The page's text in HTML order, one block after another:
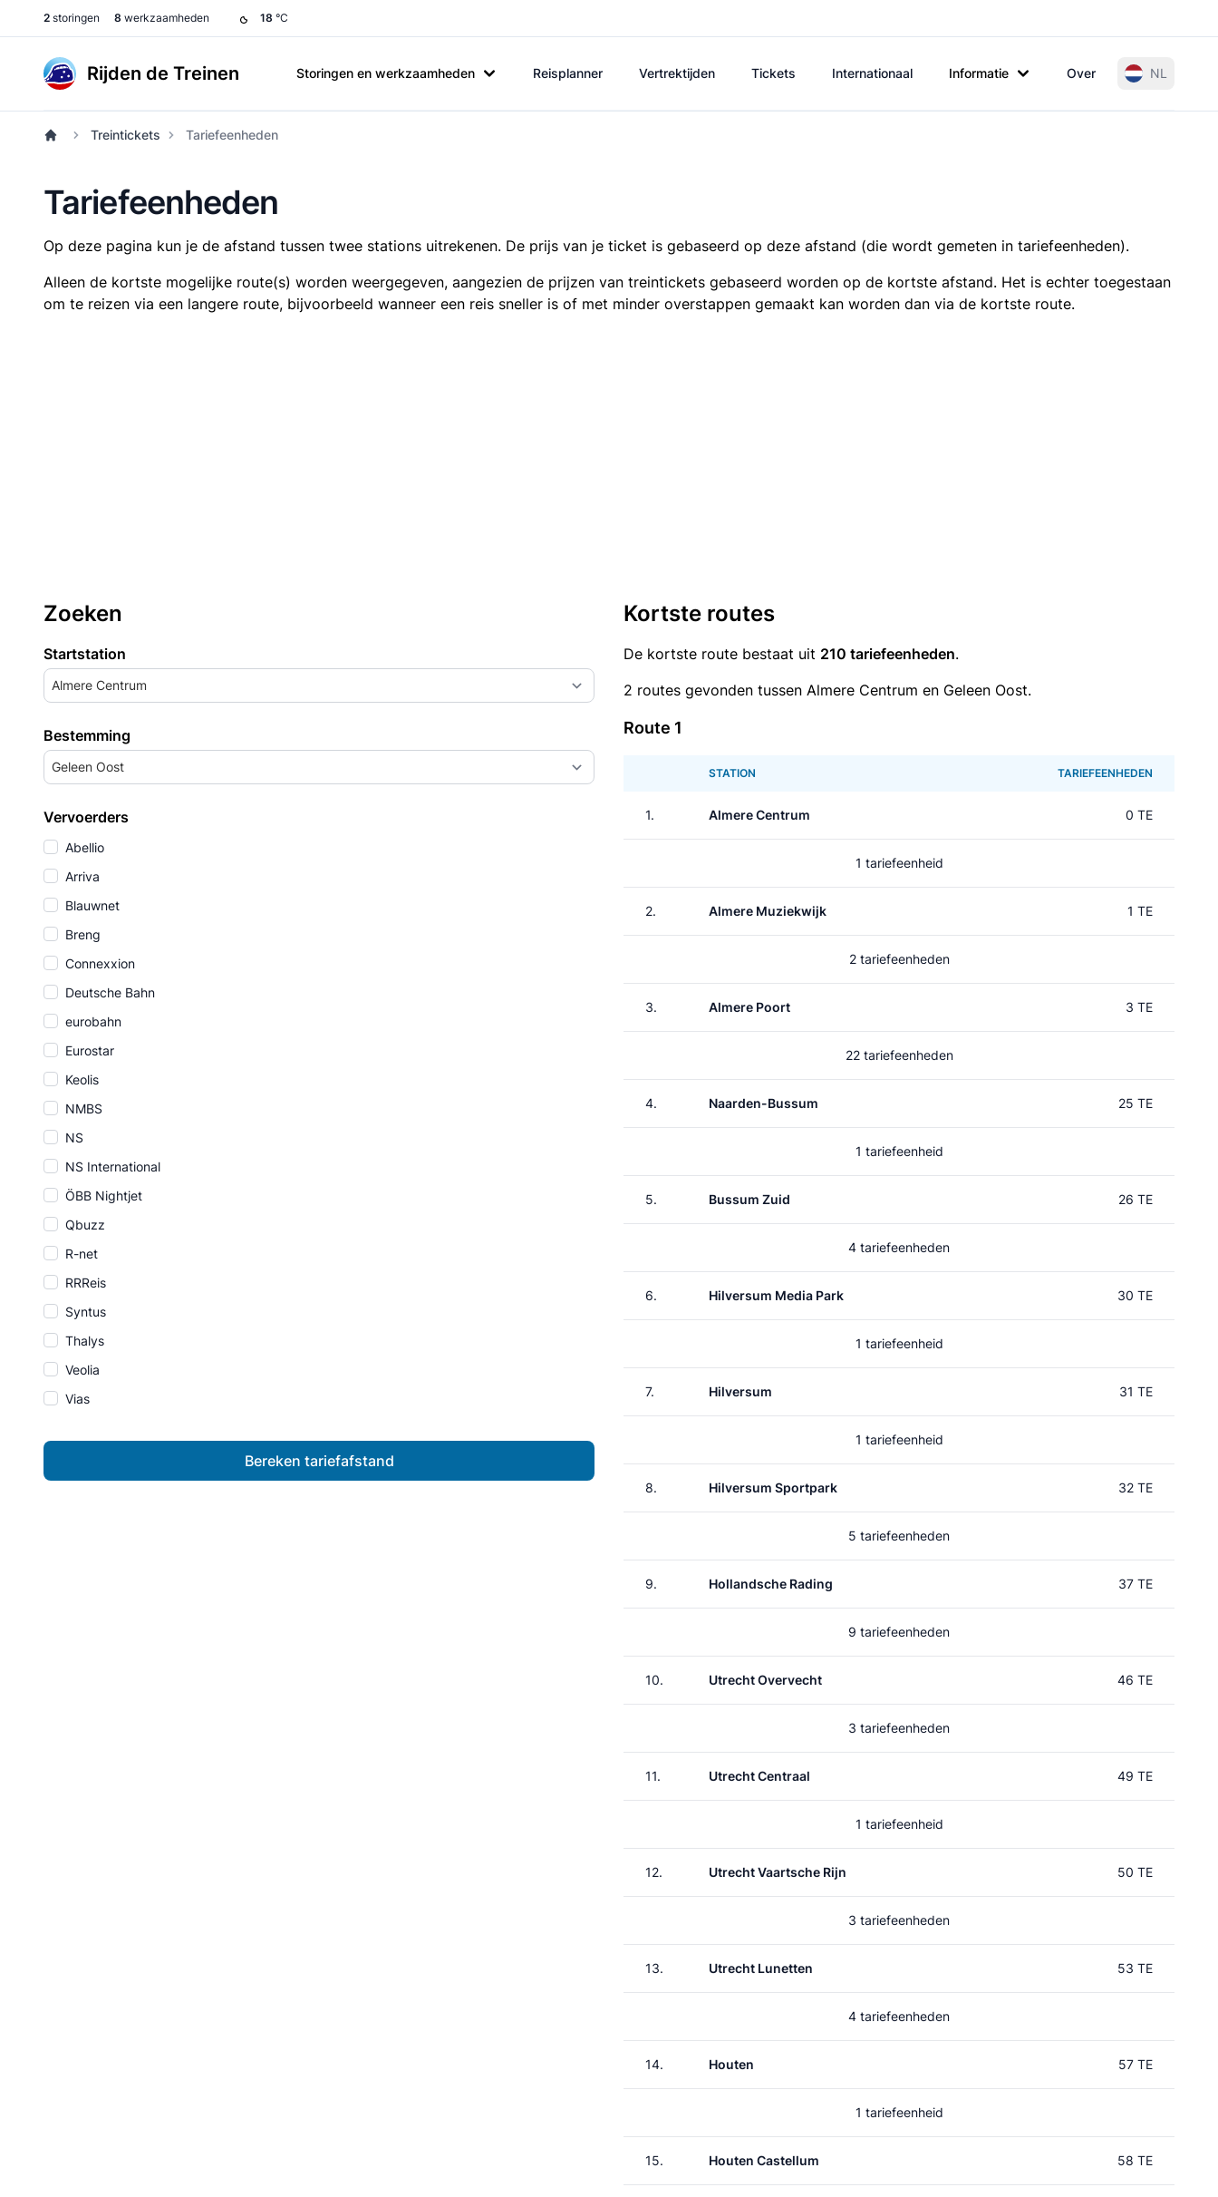
2 storingen 8 werkzaamheden 18 °C
Rijden de Treinen Storingen en werkzaamheden Reisplanner Vertrektijden Tickets Internationaal Informatie Over NL
Treintickets Tariefeenheden
Tariefeenheden
Op deze pagina kun je de afstand tussen twee stations uitrekenen. De prijs van je ticket is gebaseerd op deze afstand (die wordt gemeten in tariefeenheden).
Alleen de kortste mogelijke route(s) worden weergegeven, aangezien de prijzen van treintickets gebaseerd worden op de kortste afstand. Het is echter toegestaan
om te reizen via een langere route, bijvoorbeeld wanneer een reis sneller is of met minder overstappen gemaakt kan worden dan via de kortste route.
Zoeken
Startstation
Almere Centrum
Bestemming
Geleen Oost
Vervoerders
Abellio
Arriva
Blauwnet
Breng
Connexxion
Deutsche Bahn
eurobahn
Eurostar
Keolis
NMBS
NS
NS International
ÖBB Nightjet
Qbuzz
R-net
RRReis
Syntus
Thalys
Veolia
Vias
Bereken tariefafstand
Kortste routes
De kortste route bestaat uit 210 tariefeenheden.
2 routes gevonden tussen Almere Centrum en Geleen Oost.
Route 1
STATION TARIEFEENHEDEN
1. Almere Centrum 0 TE
1 tariefeenheid
2. Almere Muziekwijk 1 TE
2 tariefeenheden
3. Almere Poort 3 TE
22 tariefeenheden
4. Naarden-Bussum 25 TE
1 tariefeenheid
5. Bussum Zuid 26 TE
4 tariefeenheden
6. Hilversum Media Park 30 TE
1 tariefeenheid
7. Hilversum 31 TE
1 tariefeenheid
8. Hilversum Sportpark 32 TE
5 tariefeenheden
9. Hollandsche Rading 37 TE
9 tariefeenheden
10. Utrecht Overvecht 46 TE
3 tariefeenheden
11. Utrecht Centraal 49 TE
1 tariefeenheid
12. Utrecht Vaartsche Rijn 50 TE
3 tariefeenheden
13. Utrecht Lunetten 53 TE
4 tariefeenheden
14. Houten 57 TE
1 tariefeenheid
15. Houten Castellum 58 TE